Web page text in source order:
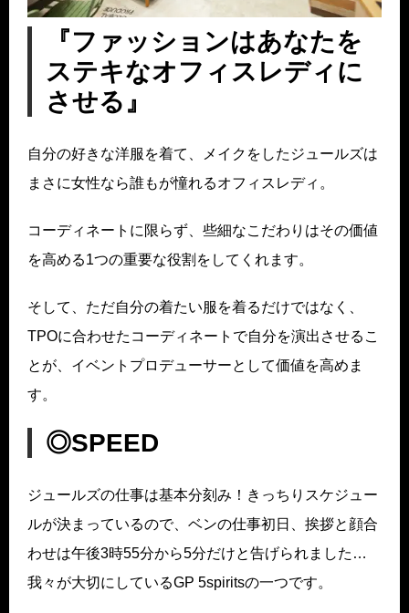
『ファッションはあなたを
ステキなオフィスレディに
させる』
自分の好きな洋服を着て、メイクをしたジュールズは
まさに女性なら誰もが憧れるオフィスレディ。
コーディネートに限らず、些細なこだわりはその価値
を高める1つの重要な役割をしてくれます。
そして、ただ自分の着たい服を着るだけではなく、
TPOに合わせたコーディネートで自分を演出させるこ
とが、イベントプロデューサーとして価値を高めま
す。
◎SPEED
ジュールズの仕事は基本分刻み！きっちりスケジュー
ルが決まっているので、ベンの仕事初日、挨拶と顔合
わせは午後3時55分から5分だけと告げられました…
我々が大切にしているGP 5spiritsの一つです。